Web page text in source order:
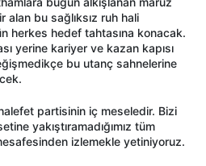
bu sağlıksız ruh hali
herkes hedef tahtasına konacak.
yerine kariyer ve kazan kapısı
bu utanç sahnelerine
partisinin iç meseledir. Bizi
yakıştıramadığımız tüm
izlemekle yetiniyoruz.